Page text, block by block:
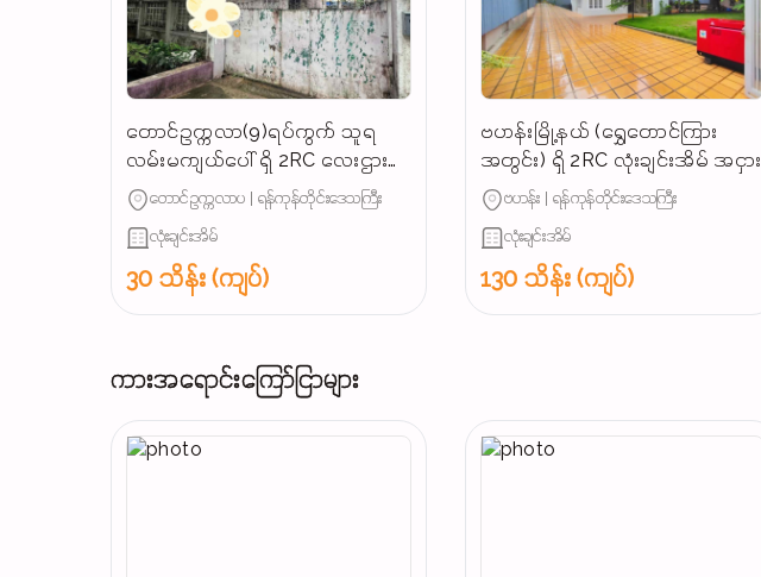
တောင်ဥက္ကလာ(9)ရပ်ကွက် သူရ
လမ်းမကျယ်ပေါ် ရှိ 2RC လေးဌားပါ
မည် လူနေမလား / ရုံးခန်းဖွင့်ရင်
အဆင်ပြေ...
တောင်ဥက္ကလာပ | ရန်ကုန်တိုင်းဒေသကြီး
လုံးချင်းအိမ်
30 သိန်း (ကျပ်)
ဗဟန်းမြို့နယ် (ရွှေတောင်ကြား
အတွင်း) ရှိ 2RC လုံးချင်းအိမ် အငှား
ဗဟန်း | ရန်ကုန်တိုင်းဒေသကြီး
လုံးချင်းအိမ်
130 သိန်း (ကျပ်)
ကားအရောင်းကြော်ငြာများ